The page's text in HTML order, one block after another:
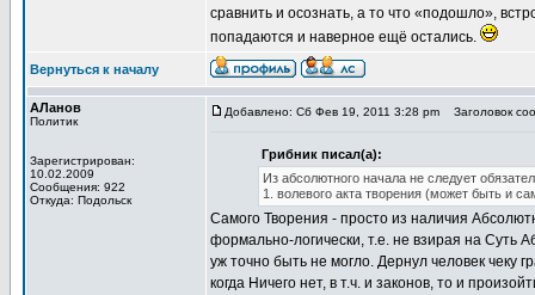
сравнить и осознать, а то что «подошло»,
попадаются и наверное ещё остались.
Вернуться к началу
АЛанов
Политик
Зарегистрирован:
10.02.2009
Сообщения: 922
Откуда: Подольск
Добавлено: Сб Фев 19, 2011 3:28 pm Заголовок
Грибник писал(а):
Из абсолютного начала не следует
1. волевого акта творения (может быть и
Самого Творения - просто из наличия
формально-логически, т.е. не взирая на Суть
уж точно быть не могло. Дернул человек
когда Ничего нет, в т.ч. и законов, то и